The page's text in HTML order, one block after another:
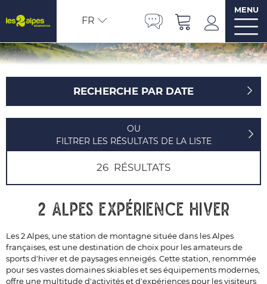
FR
MENU
RECHERCHE PAR DATE
OU
FILTRER LES RÉSULTATS DE LA LISTE
26 RÉSULTATS
2 Alpes Expérience Hiver
Les 2 Alpes, une station de montagne située dans les Alpes
françaises, est une destination de choix pour les amateurs de
sports d'hiver et de paysages enneigés. Cette station, renommée
pour ses vastes domaines skiables et ses équipements modernes,
offre une multitude d'activités et d'expériences pour les visiteurs